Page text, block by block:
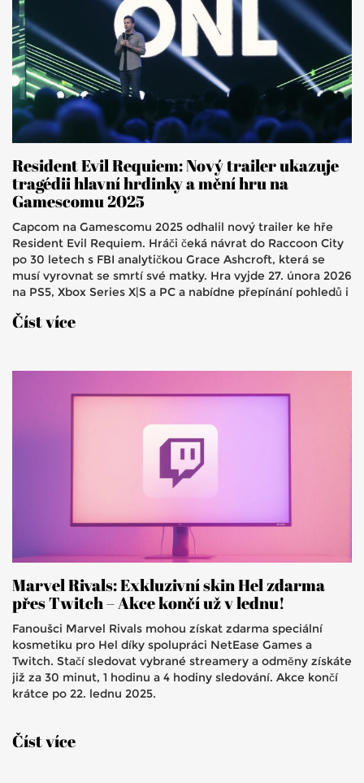
Resident Evil Requiem: Nový trailer ukazuje
tragédii hlavní hrdinky a mění hru na
Gamescomu 2025
Capcom na Gamescomu 2025 odhalil nový trailer ke hře
Resident Evil Requiem. Hráči čeká návrat do Raccoon City
po 30 letech s FBI analytičkou Grace Ashcroft, která se
musí vyrovnat se smrtí své matky. Hra vyjde 27. února 2026
na PS5, Xbox Series X|S a PC a nabídne přepínání pohledů i
Číst více
Marvel Rivals: Exkluzivní skin Hel zdarma
přes Twitch – Akce končí už v lednu!
Fanoušci Marvel Rivals mohou získat zdarma speciální
kosmetiku pro Hel díky spolupráci NetEase Games a
Twitch. Stačí sledovat vybrané streamery a odměny získáte
již za 30 minut, 1 hodinu a 4 hodiny sledování. Akce končí
krátce po 22. lednu 2025.
Číst více